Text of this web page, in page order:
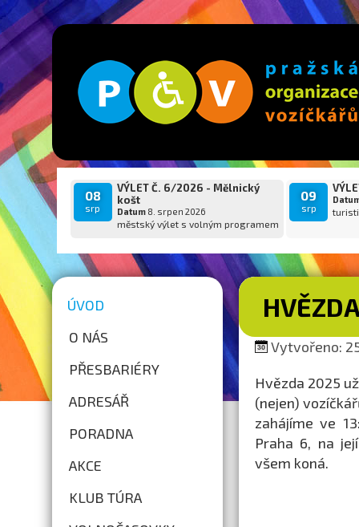
08
srp
VÝLET Č. 6/2026 - Mělnický
košt
Datum8. srpen 2026
městský výlet s volným programem
09
srp
ÚVOD
O NÁS
PŘESBARIÉRY
ADRESÁŘ
PORADNA
AKCE
KLUB TÚRA
Vytvořeno:
Hvězda 2025
(nejen)
zahájíme ve
Praha 6, na
všem koná.